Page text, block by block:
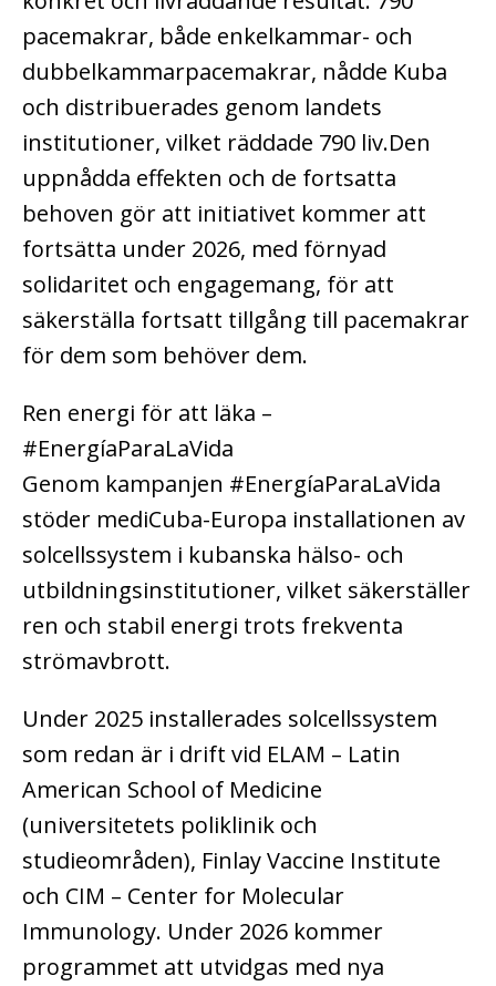
pacemakrar, både enkelkammar- och
dubbelkammarpacemakrar, nådde Kuba
och distribuerades genom landets
institutioner, vilket räddade 790 liv.Den
uppnådda effekten och de fortsatta
behoven gör att initiativet kommer att
fortsätta under 2026, med förnyad
solidaritet och engagemang, för att
säkerställa fortsatt tillgång till pacemakrar
för dem som behöver dem.
Ren energi för att läka –
#EnergíaParaLaVida
Genom kampanjen #EnergíaParaLaVida
stöder mediCuba-Europa installationen av
solcellssystem i kubanska hälso- och
utbildningsinstitutioner, vilket säkerställer
ren och stabil energi trots frekventa
strömavbrott.
Under 2025 installerades solcellssystem
som redan är i drift vid ELAM – Latin
American School of Medicine
(universitetets poliklinik och
studieområden), Finlay Vaccine Institute
och CIM – Center for Molecular
Immunology. Under 2026 kommer
programmet att utvidgas med nya